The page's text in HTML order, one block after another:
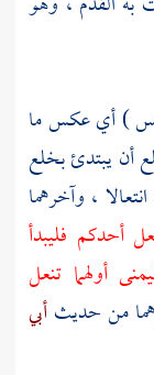
) أي عكس ما
أن يبتدئ بخلع
، وآخرهما
أحدكم فليبدأ
أولهما تنعل
من حديثأبي